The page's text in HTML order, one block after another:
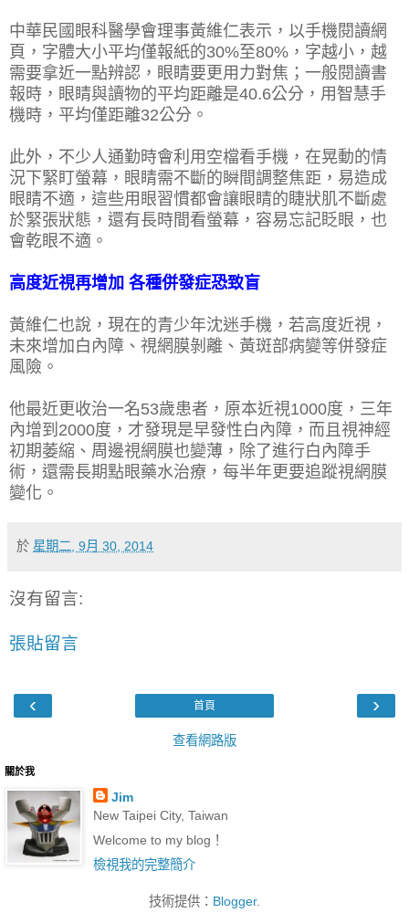
中華民國眼科醫學會理事黃維仁表示，以手機閱讀網
頁，字體大小平均僅報紙的30%至80%，字越小，越
需要拿近一點辨認，眼睛要更用力對焦；一般閱讀書
報時，眼睛與讀物的平均距離是40.6公分，用智慧手
機時，平均僅距離32公分。
此外，不少人通勤時會利用空檔看手機，在晃動的情
況下緊盯螢幕，眼睛需不斷的瞬間調整焦距，易造成
眼睛不適，這些用眼習慣都會讓眼睛的睫狀肌不斷處
於緊張狀態，還有長時間看螢幕，容易忘記眨眼，也
會乾眼不適。
高度近視再增加 各種併發症恐致盲
黃維仁也說，現在的青少年沈迷手機，若高度近視，
未來增加白內障、視網膜剝離、黃斑部病變等併發症
風險。
他最近更收治一名53歲患者，原本近視1000度，三年
內增到2000度，才發現是早發性白內障，而且視神經
初期萎縮、周邊視網膜也變薄，除了進行白內障手
術，還需長期點眼藥水治療，每半年更要追蹤視網膜
變化。
於 星期二, 9月 30, 2014
沒有留言:
張貼留言
‹ ›
首頁
查看網路版
關於我
Jim
New Taipei City, Taiwan
Welcome to my blog！
檢視我的完整簡介
技術提供： Blogger.